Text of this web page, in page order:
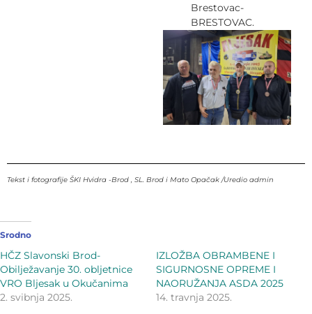
Brestovac-
BRESTOVAC.
Tekst i fotografije ŠKI Hvidra -Brod , SL. Brod i Mato Opačak /Uredio admin
Srodno
HČZ Slavonski Brod-
Obilježavanje 30. obljetnice
VRO Bljesak u Okučanima
2. svibnja 2025.
IZLOŽBA OBRAMBENE I
SIGURNOSNE OPREME I
NAORUŽANJA ASDA 2025
14. travnja 2025.